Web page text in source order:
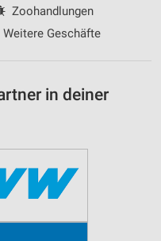
Zoohandlungen
Weitere Geschäfte
in deiner